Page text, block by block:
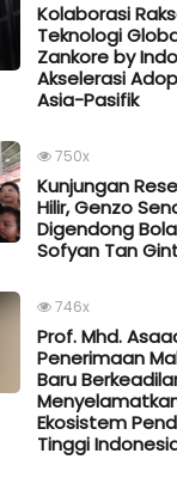
Kolaborasi
Teknologi
Zankore by
Akselerasi
Asia-Pasifik
750x
Kunjungan
Hilir, Genzo
Digendong
Sofyan Tan
746x
Prof. Mhd.
Penerimaan
Baru
Ekosistem
Tinggi